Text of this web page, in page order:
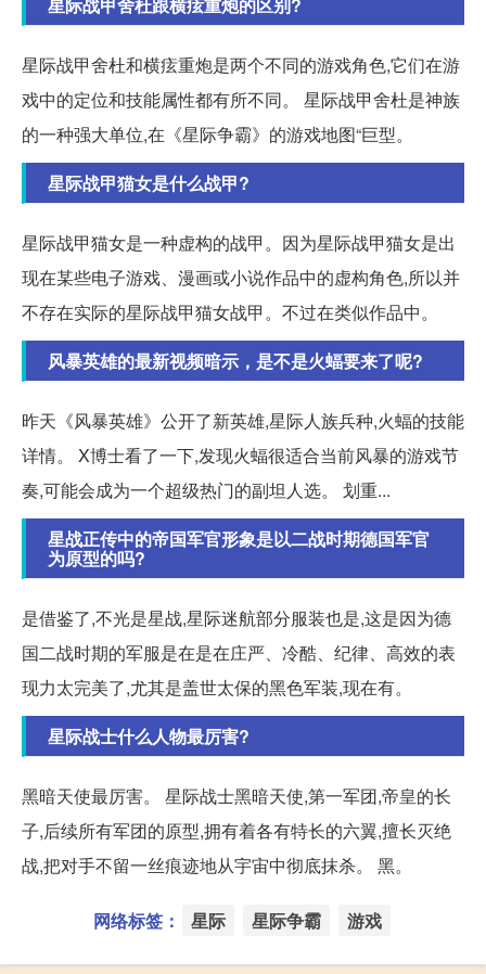
星际战甲舍杜跟横痃重炮的区别?
星际战甲舍杜和横痃重炮是两个不同的游戏角色,它们在游
戏中的定位和技能属性都有所不同。 星际战甲舍杜是神族
的一种强大单位,在《星际争霸》的游戏地图“巨型。
星际战甲猫女是什么战甲?
星际战甲猫女是一种虚构的战甲。因为星际战甲猫女是出
现在某些电子游戏、漫画或小说作品中的虚构角色,所以并
不存在实际的星际战甲猫女战甲。不过在类似作品中。
风暴英雄的最新视频暗示，是不是火蝠要来了呢?
昨天《风暴英雄》公开了新英雄,星际人族兵种,火蝠的技能
详情。 X博士看了一下,发现火蝠很适合当前风暴的游戏节
奏,可能会成为一个超级热门的副坦人选。 划重...
星战正传中的帝国军官形象是以二战时期德国军官
为原型的吗?
是借鉴了,不光是星战,星际迷航部分服装也是,这是因为德
国二战时期的军服是在是在庄严、冷酷、纪律、高效的表
现力太完美了,尤其是盖世太保的黑色军装,现在有。
星际战士什么人物最厉害?
黑暗天使最厉害。 星际战士黑暗天使,第一军团,帝皇的长
子,后续所有军团的原型,拥有着各有特长的六翼,擅长灭绝
战,把对手不留一丝痕迹地从宇宙中彻底抹杀。 黑。
网络标签： 星际 星际争霸 游戏